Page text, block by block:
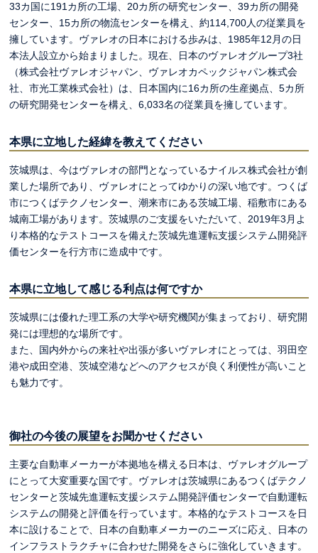
33カ国に191カ所の工場、20カ所の研究センター、39カ所の開発
センター、15カ所の物流センターを構え、約114,700人の従業員を
擁しています。ヴァレオの日本における歩みは、1985年12月の日
本法人設立から始まりました。現在、日本のヴァレオグループ3社
（株式会社ヴァレオジャパン、ヴァレオカペックジャパン株式会
社、市光工業株式会社）は、日本国内に16カ所の生産拠点、5カ所
の研究開発センターを構え、6,033名の従業員を擁しています。
本県に立地した経緯を教えてください
茨城県は、今はヴァレオの部門となっているナイルス株式会社が創
業した場所であり、ヴァレオにとってゆかりの深い地です。つくば
市につくばテクノセンター、潮来市にある茨城工場、稲敷市にある
城南工場があります。茨城県のご支援をいただいて、2019年3月よ
り本格的なテストコースを備えた茨城先進運転支援システム開発評
価センターを行方市に造成中です。
本県に立地して感じる利点は何ですか
茨城県には優れた理工系の大学や研究機関が集まっており、研究開
発には理想的な場所です。
また、国内外からの来社や出張が多いヴァレオにとっては、羽田空
港や成田空港、茨城空港などへのアクセスが良く利便性が高いこと
も魅力です。
御社の今後の展望をお聞かせください
主要な自動車メーカーが本拠地を構える日本は、ヴァレオグループ
にとって大変重要な国です。ヴァレオは茨城県にあるつくばテクノ
センターと茨城先進運転支援システム開発評価センターで自動運転
システムの開発と評価を行っています。本格的なテストコースを日
本に設けることで、日本の自動車メーカーのニーズに応え、日本の
インフラストラクチャに合わせた開発をさらに強化していきます。